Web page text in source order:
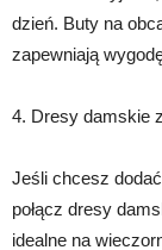
dzień. Buty na
zapewniają
4. Dresy damskie
Jeśli chcesz
połącz dresy
idealne na